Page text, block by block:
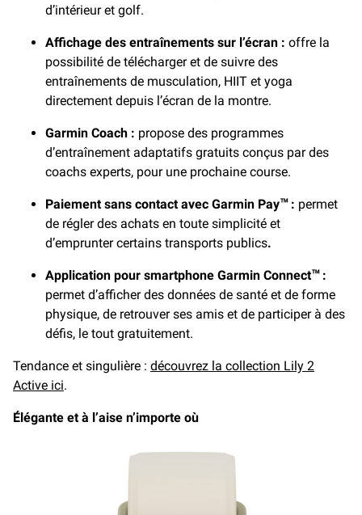
d’intérieur et golf.
Affichage des entraînements sur l’écran : offre la
possibilité de télécharger et de suivre des
entraînements de musculation, HIIT et yoga
directement depuis l’écran de la montre.
Garmin Coach : propose des programmes
d’entraînement adaptatifs gratuits conçus par des
coachs experts, pour une prochaine course.
Paiement sans contact avec Garmin Pay™: permet
de régler des achats en toute simplicité et
d’emprunter certains transports publics.
Application pour smartphone Garmin Connect™:
permet d’afficher des données de santé et de forme
physique, de retrouver ses amis et de participer à des
défis, le tout gratuitement.
Tendance et singulière : découvrez la collection Lily 2
Active ici.
Élégante et à l’aise n’importe où